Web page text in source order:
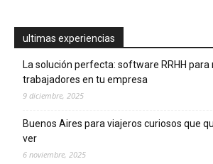
ultimas experiencias
La solución perfecta: software RRHH
trabajadores en tu empresa
9 diciembre, 2025
Buenos Aires para viajeros curiosos que
ver
6 noviembre, 2025